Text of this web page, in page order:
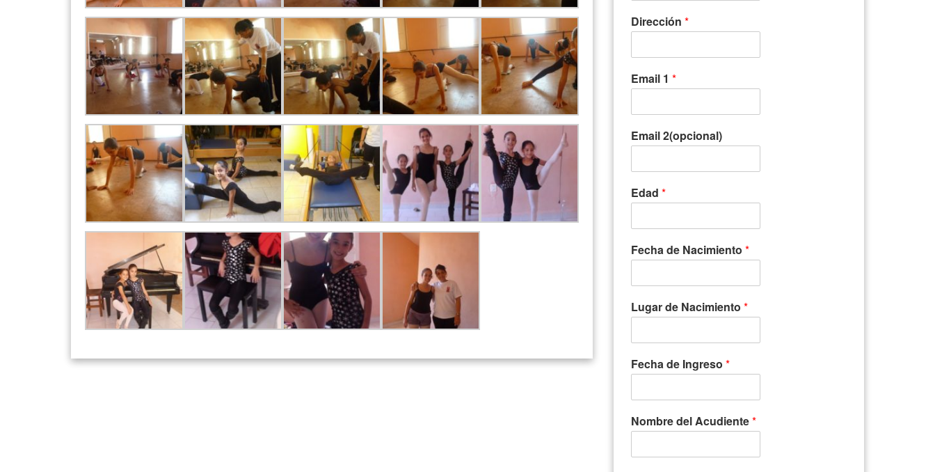
Dirección *
Email 1 *
Email 2(opcional)
Edad *
Fecha de Nacimiento *
Lugar de Nacimiento *
Fecha de Ingreso *
Nombre del Acudiente*